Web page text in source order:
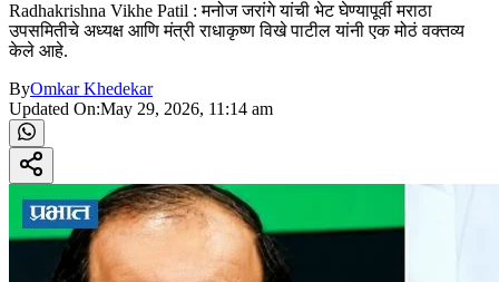
Radhakrishna Vikhe Patil : मनोज जरांगे यांची भेट घेण्यापूर्वी मराठा
उपसमितीचे अध्यक्ष आणि मंत्री राधाकृष्ण विखे पाटील यांनी एक मोठं वक्तव्य
केले आहे.
ByOmkar Khedekar
Updated On:May 29, 2026, 11:14 am